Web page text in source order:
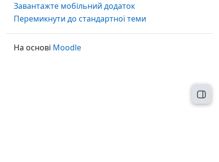
Завантажте мобільний додаток
Перемикнути до стандартної теми
На основі Moodle